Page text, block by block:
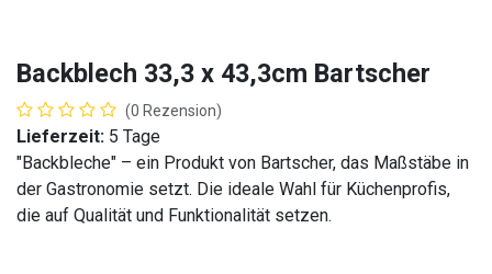
Backblech 33,3 x 43,3cm Bartscher
(0 Rezension)
Lieferzeit: 5 Tage
"Backbleche" – ein Produkt von Bartscher, das Maßstäbe in
der Gastronomie setzt. Die ideale Wahl für Küchenprofis,
die auf Qualität und Funktionalität setzen.